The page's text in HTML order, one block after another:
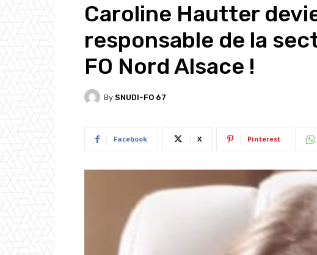
Caroline Hautter
responsable de la
FO Nord Alsace !
By SNUDI-FO 67
Facebook X Pinterest